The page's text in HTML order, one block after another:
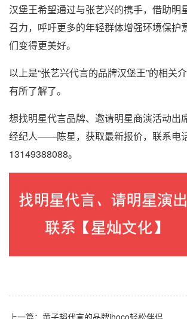
汉堡王希望通过与张艺兴的携手，借助明
召力，呼吁更多的年轻群体增强环境保护
们变得更美好。
以上是“张艺兴代言的品牌汉堡王”的相关
有所了解了。
想找明星代言品牌、邀请明星商演活动出
经纪人——陈星，获取最新报价，联系电话
13149388088。
上一篇： 黄子韬代言的品牌ihoco轻松伴侣